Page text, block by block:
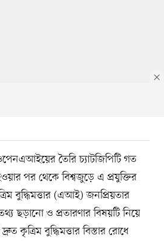
ওপেনএআইয়ের তৈরি চ্যাটজিপিটি গত
পর থেকে বিশ্বজুড়ে এ প্রযুক্তির
বুদ্ধিমত্তার (এআই) জনপ্রিয়তার
ছড়ানো ও প্রতারণার বিষয়টি নিয়ে
কৃত্রিম বুদ্ধিমত্তার বিস্তার রোধে